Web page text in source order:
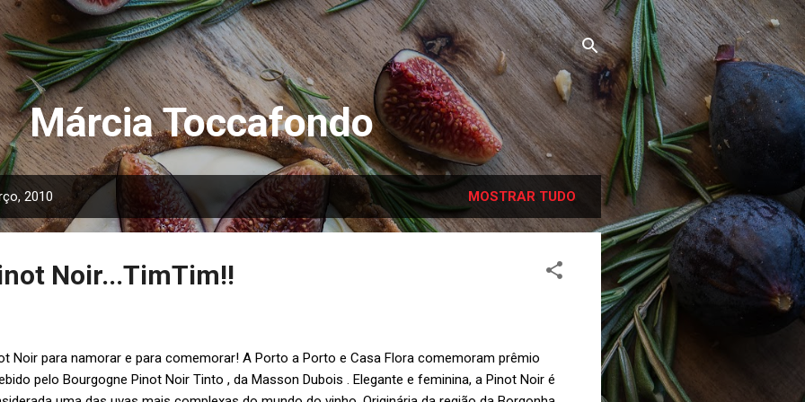
Pular para o conteúdo principal
Márcia Toccafondo
2010 MOSTRAR TUDO
Noir...TimTim!!
Noir para namorar e para comemorar! A Porto a Porto e Casa Flora comemoram prêmio
pelo Bourgogne Pinot Noir Tinto , da Masson Dubois . Elegante e feminina, a Pinot Noir é